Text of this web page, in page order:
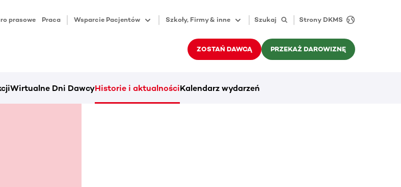
prasowe Praca Wsparcie Pacjentów Szkoły, Firmy & inne Szukaj Strony DKMS
ZOSTAŃ DAWCĄ PRZEKAŻ DAROWIZNĘ
Wirtualne Dni DawcyHistorie i aktualnościKalendarz wydarzeń